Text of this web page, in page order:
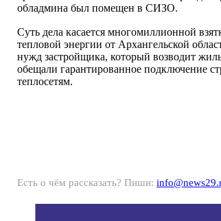
обладмина был помещен в СИЗО.
Суть дела касается многомиллионной
тепловой энергии от Архангельской
нужд застройщика, который возводит
обещали гарантированное подключение
теплосетям.
Есть о чём рассказать? Пиши: